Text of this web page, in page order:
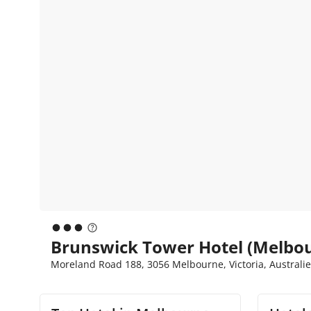
Brunswick Tower Hotel
Moreland Road 188, 3056 Melbourne, Victoria,